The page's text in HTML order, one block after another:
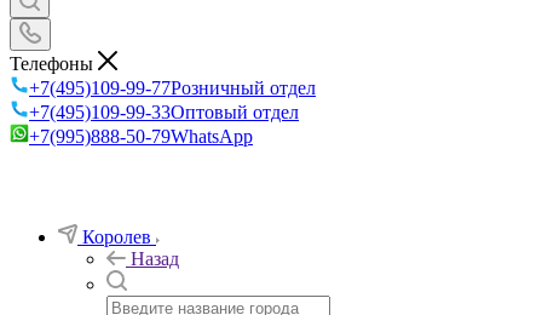
Телефоны
+7(495)109-99-77Розничный отдел
+7(495)109-99-33Оптовый отдел
+7(995)888-50-79WhatsApp
Королев
Назад